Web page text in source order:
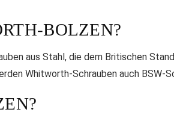
BOLZEN?
aus Stahl, die dem Britischen
Whitworth-Schrauben auch BSW-